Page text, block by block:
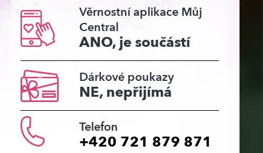
Věrnostní aplikace Můj
Central
ANO, je součástí
Dárkové poukazy
NE, nepřijímá
Telefon
+420 721 879 871